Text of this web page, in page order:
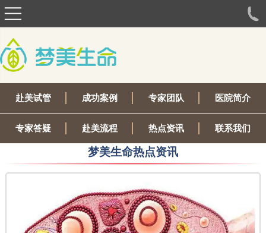
赴美试管 成功案例 专家团队 医院简介
专家答疑 赴美流程 热点资讯 联系我们
梦美生命热点资讯